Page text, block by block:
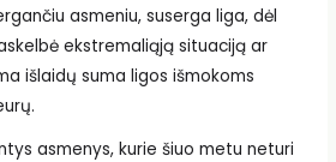
asmeniu, suserga liga, dėl
ekstremaliąją situaciją ar
išlaidų suma ligos išmokoms
asmenys, kurie šiuo metu neturi